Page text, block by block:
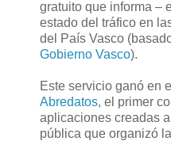
gratuito que informa –
estado del tráfico en
del País Vasco
Gobierno Vasco).
Este servicio ganó en
Abredatos, el primer
aplicaciones creadas
pública que organizó